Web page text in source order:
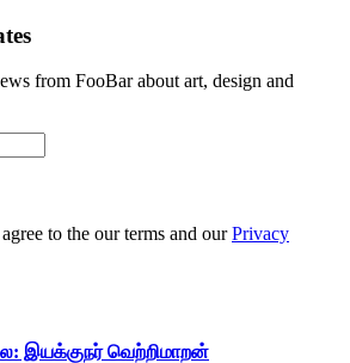
from FooBar about art, design and
to the our terms and ourPrivacy
இயக்குநர் வெற்றிமாறன்